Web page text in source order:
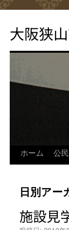
テ
ン
ッ
大阪狭
ホーム 公
日別アー
施設見